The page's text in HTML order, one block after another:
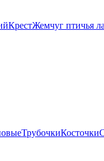
КрестЖемчуг птичья
ТрубочкиКосточки